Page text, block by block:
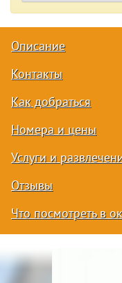
Описание
Контакты
Как добраться
Номера и цены
Услуги и
Отзывы
Что посмотреть в